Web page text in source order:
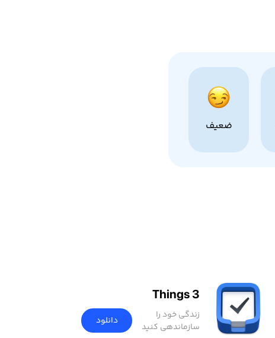
ضعیف
Things 3
زندگی خود را
سازماندهی کنید
دانلود